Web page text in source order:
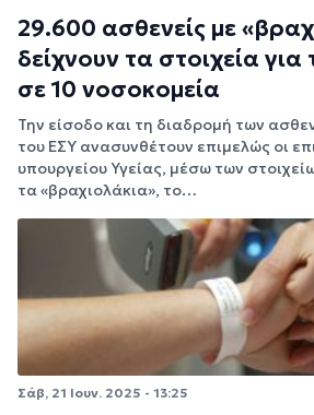
29.600 ασθενείς με
δείχνουν τα στοιχεία για
σε 10 νοσοκομεία
Την είσοδο και τη διαδρομή των
του ΕΣΥ ανασυνθέτουν επιμελώς οι
υπουργείου Υγείας, μέσω των
τα «βραχιολάκια», το…
Σάβ, 21 Ιουν. 2025 - 13:25